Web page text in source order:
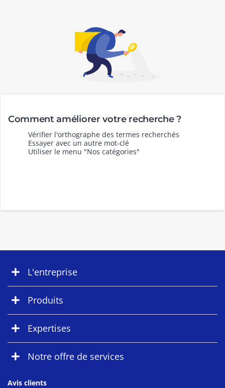
Comment améliorer votre recherche ?
Vérifier l'orthographe des termes recherchés
Essayer avec un autre mot-clé
Utiliser le menu "Nos catégories"
L'entreprise
Produits
Expertises
Notre offre de services
Avis clients